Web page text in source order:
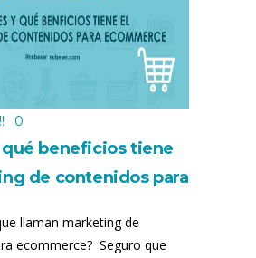
! 0
qué beneficios tiene
de contenidos para
llaman marketing de
ecommerce? Seguro que